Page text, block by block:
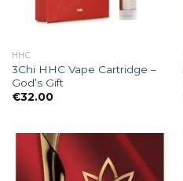
HHC
3Chi HHC Vape Cartridge –
God’s Gift
€32.00